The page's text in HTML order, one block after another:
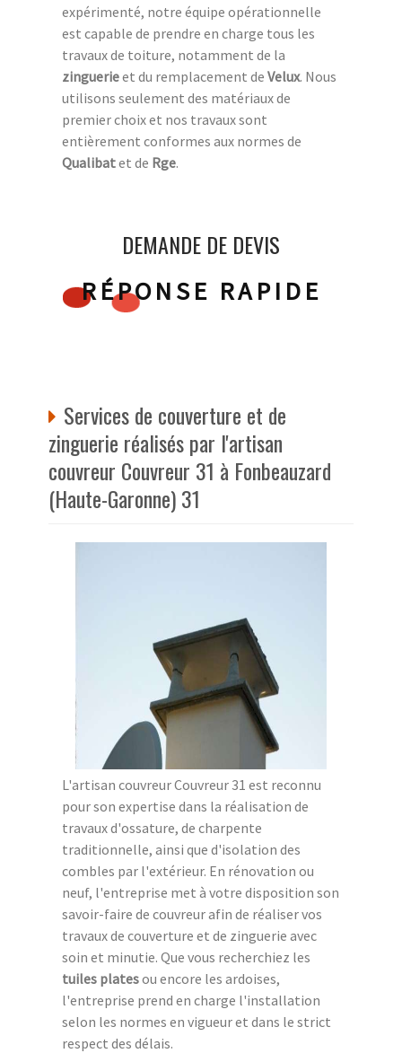
expérimenté, notre équipe opérationnelle
est capable de prendre en charge tous les
travaux de toiture, notamment de la
zinguerieet du remplacement de Velux. Nous
utilisons seulement des matériaux de
premier choix et nos travaux sont
entièrement conformes aux normes de
Qualibatet de Rge.
DEMANDE DE DEVIS
RÉPONSE RAPIDE
Services de couverture et de
zinguerie réalisés par l'artisan
couvreur Couvreur 31 à Fonbeauzard
(Haute-Garonne) 31
L'artisan couvreur Couvreur 31 est reconnu
pour son expertise dans la réalisation de
travaux d'ossature, de charpente
traditionnelle, ainsi que d'isolation des
combles par l'extérieur. En rénovation ou
neuf, l'entreprise met à votre disposition son
savoir-faire de couvreur afin de réaliser vos
travaux de couverture et de zinguerie avec
soin et minutie. Que vous recherchiez les
tuiles platesou encore les ardoises,
l'entreprise prend en charge l'installation
selon les normes en vigueur et dans le strict
respect des délais.